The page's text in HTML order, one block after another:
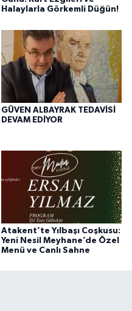
Halaylarla Görkemli Düğün!
GÜVEN ALBAYRAK TEDAVİSİ
DEVAM EDİYOR
Atakent’te Yılbaşı Coşkusu:
Yeni Nesil Meyhane’de Özel
Menü ve Canlı Sahne